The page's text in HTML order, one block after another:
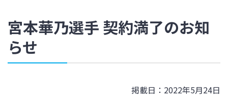
宮本華乃選手 契約満了のお知
らせ
掲載日：2022年5月24日